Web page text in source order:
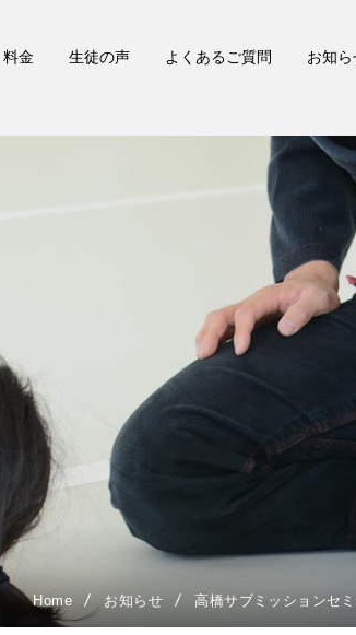
料金 生徒の声 よくあるご質問 お知ら
Home お知らせ 高橋サブミッションセ